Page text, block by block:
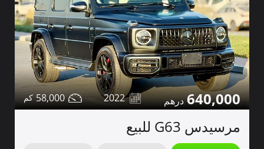
640,000
2022
58,000
مرسيدس G63 للبيع